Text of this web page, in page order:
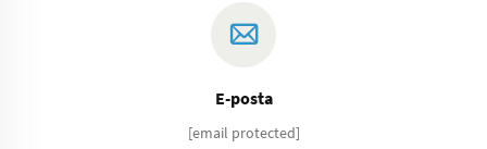
E-posta
[email protected]